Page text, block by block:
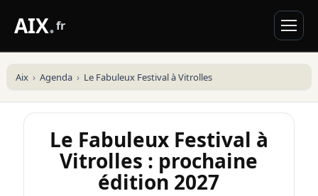
AIX.fr
Aix Agenda Le Fabuleux Festival à Vitrolles
Le Fabuleux Festival à
Vitrolles : prochaine
édition 2027